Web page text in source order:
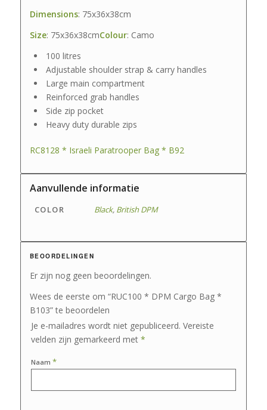
Dimensions: 75x36x38cm
Size: 75x36x38cmColour: Camo
100 litres
Adjustable shoulder strap & carry handles
Large main compartment
Reinforced grab handles
Side zip pocket
Heavy duty durable zips
RC8128 * Israeli Paratrooper Bag * B92
Aanvullende informatie
COLOR Black, British DPM
BEOORDELINGEN
Er zijn nog geen beoordelingen.
Wees de eerste om “RUC100 * DPM Cargo Bag *
B103” te beoordelen
Je e-mailadres wordt niet gepubliceerd. Vereiste
velden zijn gemarkeerd met *
Naam *